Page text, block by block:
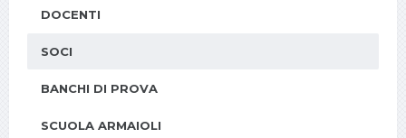
DOCENTI
SOCI
BANCHI DI PROVA
SCUOLA ARMAIOLI